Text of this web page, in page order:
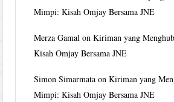
Mimpi: Kisah Omjay Bersama JNE
Merza Gamal onKiriman yang
Kisah Omjay Bersama JNE
Simon Simarmata onKiriman yang
Mimpi: Kisah Omjay Bersama JNE